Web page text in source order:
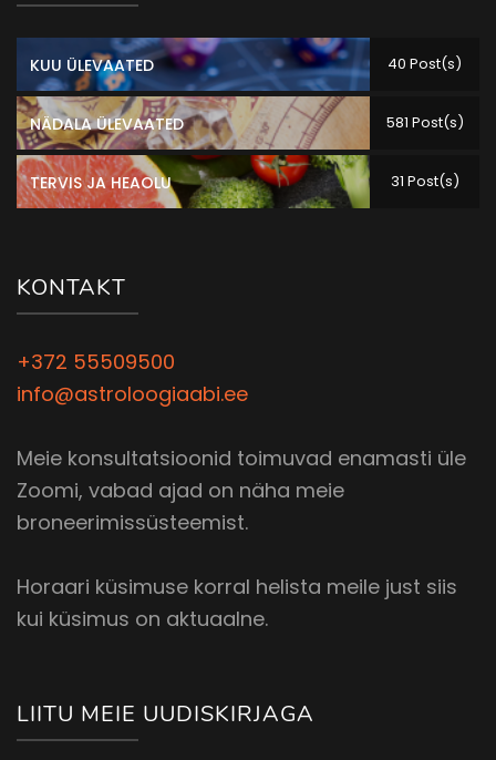
KUU ÜLEVAATED 40 Post(s)
NÄDALA ÜLEVAATED 581 Post(s)
TERVIS JA HEAOLU 31 Post(s)
KONTAKT
+372 55509500
info@astroloogiaabi.ee
Meie konsultatsioonid toimuvad enamasti üle
Zoomi, vabad ajad on näha meie
broneerimissüsteemist.
Horaari küsimuse korral helista meile just siis
kui küsimus on aktuaalne.
LIITU MEIE UUDISKIRJAGA